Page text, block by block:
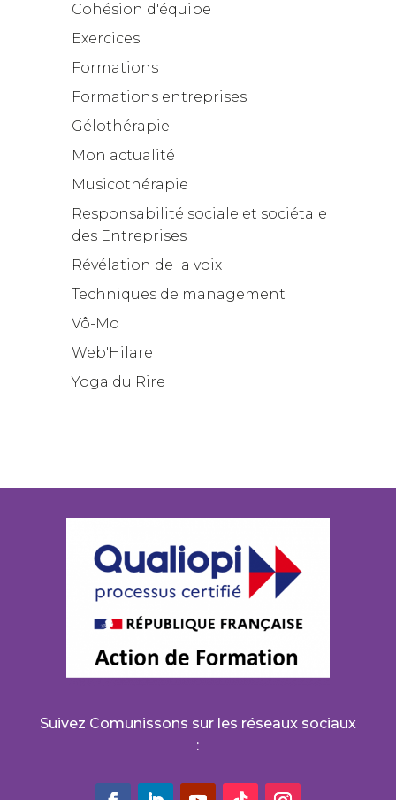
Cohésion d'équipe
Exercices
Formations
Formations entreprises
Gélothérapie
Mon actualité
Musicothérapie
Responsabilité sociale et sociétale
des Entreprises
Révélation de la voix
Techniques de management
Vô-Mo
Web'Hilare
Yoga du Rire
Suivez Comunissons sur les réseaux sociaux
: